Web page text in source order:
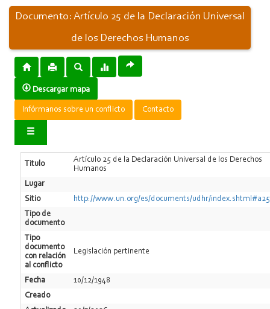
Documento: Artículo 25 de la Declaración Universal
de los Derechos Humanos
Descargar mapa
Infórmanos sobre un conflicto Contacto
Titulo
Artículo 25 de la Declaración Universal de los Derechos
Humanos
Lugar
Sitio
http://www.un.org/es/documents/udhr/index.shtml#a25
Tipo de
documento
Tipo
documento
con relación
al conflicto
Legislación pertinente
Fecha
10/12/1948
Creado